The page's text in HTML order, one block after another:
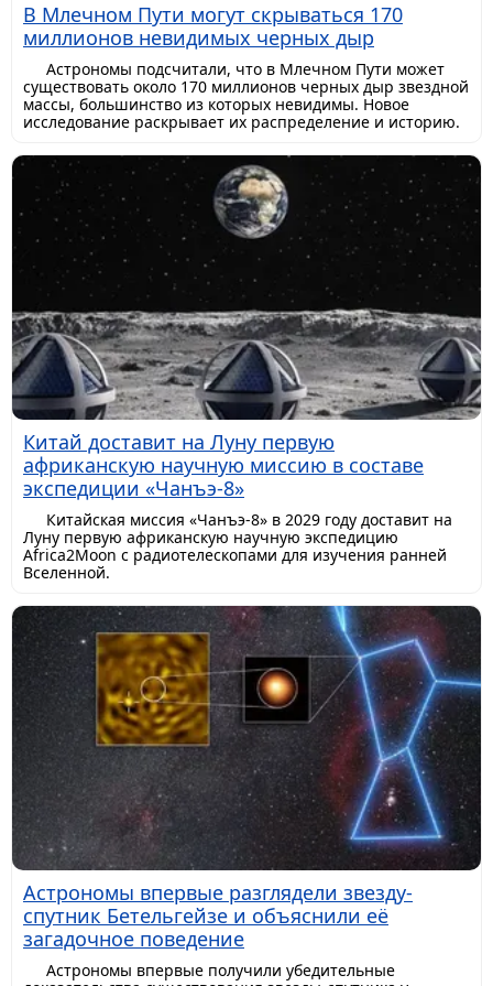
В Млечном Пути могут скрываться 170
миллионов невидимых черных дыр
Астрономы подсчитали, что в Млечном Пути может
существовать около 170 миллионов черных дыр звездной
массы, большинство из которых невидимы. Новое
исследование раскрывает их распределение и историю.
Китай доставит на Луну первую
африканскую научную миссию в составе
экспедиции «Чанъэ-8»
Китайская миссия «Чанъэ-8» в 2029 году доставит на
Луну первую африканскую научную экспедицию
Africa2Moon с радиотелескопами для изучения ранней
Вселенной.
Астрономы впервые разглядели звезду-
спутник Бетельгейзе и объяснили её
загадочное поведение
Астрономы впервые получили убедительные